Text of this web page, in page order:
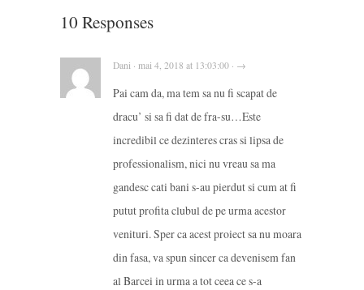
10 Responses
Dani · mai 4, 2018 at 13:03:00 · →
Pai cam da, ma tem sa nu fi scapat de
dracu’ si sa fi dat de fra-su…Este
incredibil ce dezinteres cras si lipsa de
professionalism, nici nu vreau sa ma
gandesc cati bani s-au pierdut si cum at fi
putut profita clubul de pe urma acestor
venituri. Sper ca acest proiect sa nu moara
din fasa, va spun sincer ca devenisem fan
al Barcei in urma a tot ceea ce s-a